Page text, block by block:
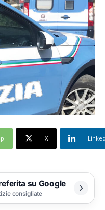
X
su Google
consigliate